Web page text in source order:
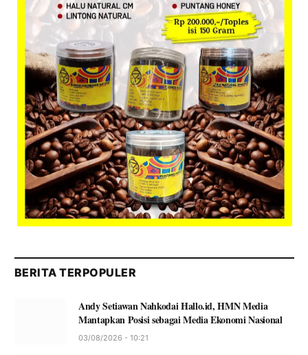
BERITA TERPOPULER
Andy Setiawan Nahkodai Hallo.id, HMN Media
Mantapkan Posisi sebagai Media Ekonomi Nasional
03/08/2026 - 10:21